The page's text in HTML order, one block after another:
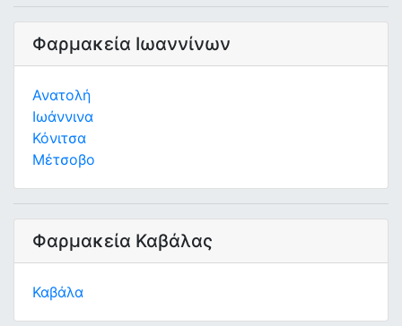
Φαρμακεία Ιωαννίνων
Ανατολή
Ιωάννινα
Κόνιτσα
Μέτσοβο
Φαρμακεία Καβάλας
Καβάλα